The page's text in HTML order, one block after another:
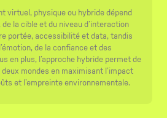
virtuel, physique ou hybride dépend
la cible et du niveau d’interaction
portée, accessibilité et data, tandis
de la confiance et des
en plus, l’approche hybride permet de
mondes en maximisant l’impact
et l’empreinte environnementale.